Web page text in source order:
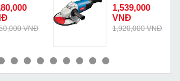
VNĐ
MUA NGAY
S1M-FF-230A
1,539,000
VNĐ
1,920,000 VNĐ